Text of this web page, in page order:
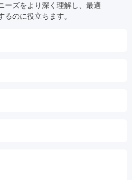
ーズをより深く理解し、最適
のに役立ちます。